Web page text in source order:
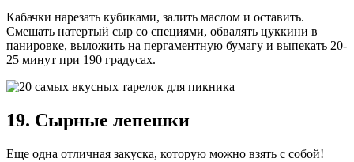
Кабачки нарезать кубиками, залить маслом и оставить.
Смешать натертый сыр со специями, обвалять цуккини в
панировке, выложить на пергаментную бумагу и выпекать 20-
25 минут при 190 градусах.
19. Сырные лепешки
Еще одна отличная закуска, которую можно взять с собой!